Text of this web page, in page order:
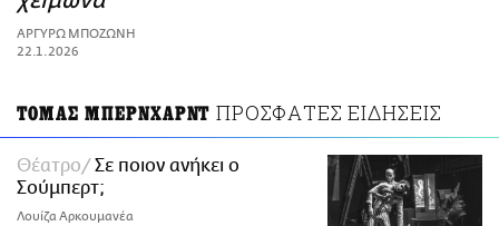
ΑΜΠΑ
PRINT
ΑΡΓΥΡΩ ΜΠΟΖΩΝΗ
22.1.2026
ΤΟΜΑΣ ΜΠΕΡΝΧΑΡΝΤ ΠΡΟΣΦΑΤΕΣ ΕΙΔΗΣΕΙΣ
Θέατρο
Σε ποιον ανήκει ο
Σούμπερτ;
Λουίζα Αρκουμανέα